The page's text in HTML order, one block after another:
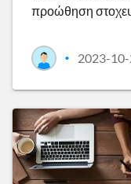
προώθηση
• 2023-